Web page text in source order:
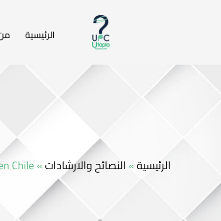
الرئيسية
الرئيسية»النصائح والارشادات»
Chile